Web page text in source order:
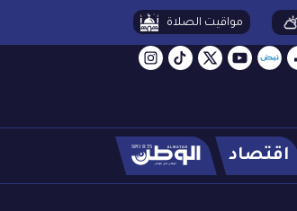
مواقيت الصلاة
اقتصاد